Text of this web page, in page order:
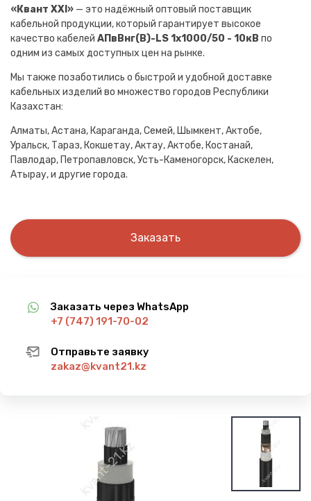
«Квант XXI» — это надёжный оптовый поставщик
кабельной продукции, который гарантирует высокое
качество кабелей АПвВнг(B)-LS 1х1000/50 - 10кВ по
одним из самых доступных цен на рынке.
Мы также позаботились о быстрой и удобной доставке
кабельных изделий во множество городов Республики
Казахстан:
Алматы, Астана, Караганда, Семей, Шымкент, Актобе,
Уральск, Тараз, Кокшетау, Актау, Актобе, Костанай,
Павлодар, Петропавловск, Усть-Каменогорск, Каскелен,
Атырау, и другие города.
Заказать
Заказать через WhatsApp
+7 (747) 191-70-02
Отправьте заявку
zakaz@kvant21.kz